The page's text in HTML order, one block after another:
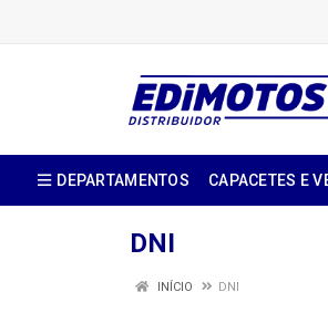
DEPARTAMENTOS CAPACETES E
DNI
INÍCIO DNI